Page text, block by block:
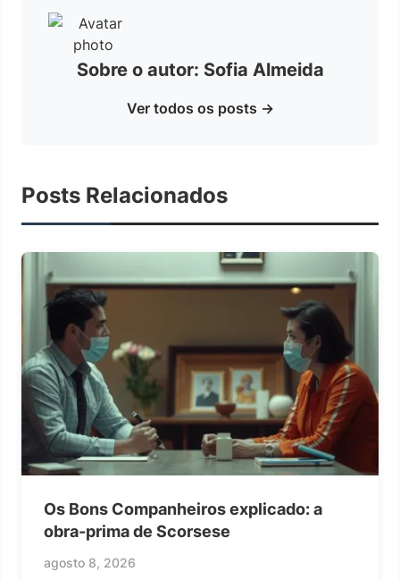
Sobre o autor: Sofia Almeida
Ver todos os posts →
Posts Relacionados
Os Bons Companheiros explicado: a
obra-prima de Scorsese
agosto 8, 2026